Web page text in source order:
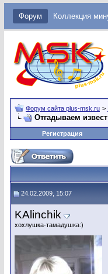
Форум Коллекция
Форум сайта plus-msk.ru >
Отгадываем
Регистрация
24.02.2009, 15:07
KAlinchik
хохлушка-тамадушка:)